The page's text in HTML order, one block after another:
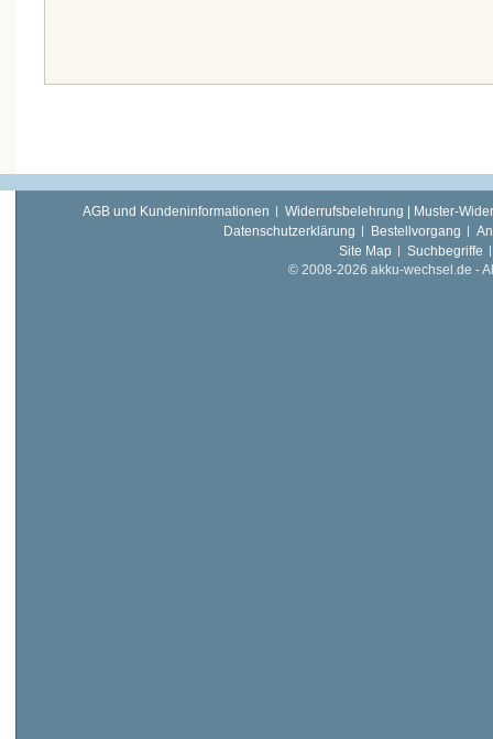
AGB und Kundeninformationen
Widerrufsbelehrung | Muster-
Datenschutzerklärung
Bestellvorgang
Site Map
Suchbegriffe
© 2008-2026 akku-wechsel.de -